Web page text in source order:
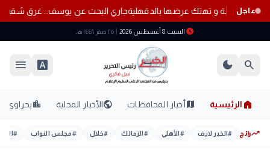
عاجل
تستدرج طفلة و تهتك عرضها بالدقهليةجاري البحث عن يوسف.. غرق
schedule السبت 8 أغسطس 2026 ٢٥ صفر ١٤٤٨ هـ
search
dark_mode
font_download
menu
home الرئيسية mapأخبار المحافظات publicالأخبار المحلية location_cityبحراوي
trending_upرائج #الخبر لايف #الأهلي #الزمالك #خلال #مجلس النواب #